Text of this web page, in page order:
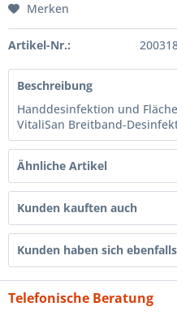
Merken
Artikel-Nr.:
Beschreibung
Handdesinfektion und
VitaliSan Breitband-
Ähnliche Artikel
Kunden kauften auch
Kunden haben sich
Telefonische Beratung